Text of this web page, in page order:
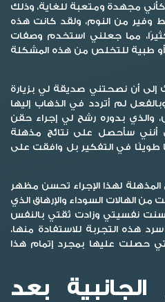
مجهدة ومتعبة للغاية، وذلك
من النوم، ولقد كانت هذه
مما جعلني استخدم وصفات
طبية للتخلص من هذه المشكلة
إلى أن نصحتني صديقة لي بزيارة
لم أتردد في الذهاب إليها
والذي بدوره رشح لي إجراء حقن
أنني سأحصل على نتائج مذهلة
طويلًا في التفكير بل وافقت على
لهذا الإجراء تحسن مظهر
الهالات السوداء والإرهاق الذي
نفسيتي وزادت ثقتي بالنفس
هذه التجربة للاستفادة منها،
حصلت عليها بمجرد إتمام هذا
الجانبية بعد